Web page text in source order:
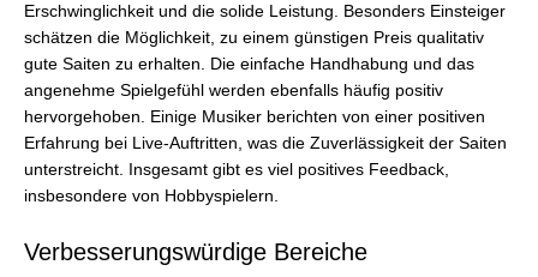
Erschwinglichkeit und die solide Leistung. Besonders Einsteiger
schätzen die Möglichkeit, zu einem günstigen Preis qualitativ
gute Saiten zu erhalten. Die einfache Handhabung und das
angenehme Spielgefühl werden ebenfalls häufig positiv
hervorgehoben. Einige Musiker berichten von einer positiven
Erfahrung bei Live-Auftritten, was die Zuverlässigkeit der Saiten
unterstreicht. Insgesamt gibt es viel positives Feedback,
insbesondere von Hobbyspielern.
Verbesserungswürdige Bereiche